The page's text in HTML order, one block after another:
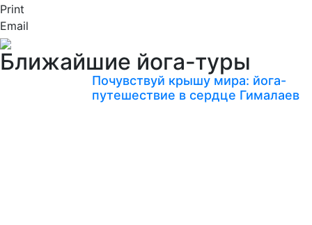
Print
Email
Ближайшие йога-туры
Почувствуй крышу мира: йога-
путешествие в сердце Гималаев